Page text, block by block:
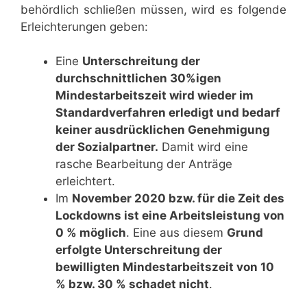
behördlich schließen müssen, wird es folgende
Erleichterungen geben:
Eine Unterschreitung der
durchschnittlichen 30%igen
Mindestarbeitszeit wird wieder im
Standardverfahren erledigt und bedarf
keiner ausdrücklichen Genehmigung
der Sozialpartner. Damit wird eine
rasche Bearbeitung der Anträge
erleichtert.
Im November 2020 bzw. für die Zeit des
Lockdowns ist eine Arbeitsleistung von
0 % möglich. Eine aus diesem Grund
erfolgte Unterschreitung der
bewilligten Mindestarbeitszeit von 10
% bzw. 30 % schadet nicht.